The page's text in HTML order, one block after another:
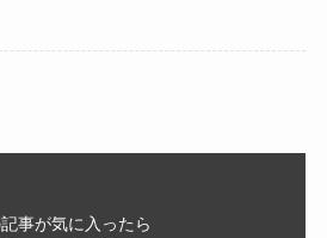
事が気に入ったら